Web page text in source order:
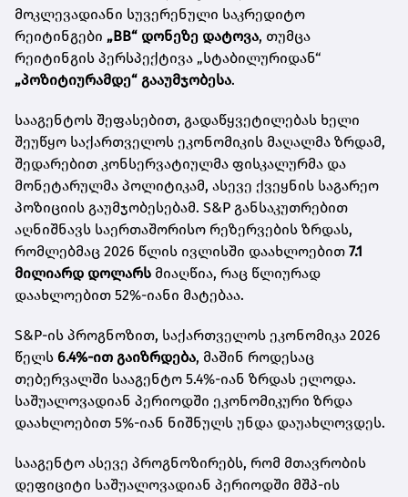
მოკლევადიანი სუვერენული საკრედიტო
რეიტინგები „BB“ დონეზე დატოვა, თუმცა
რეიტინგის პერსპექტივა „სტაბილურიდან“
„პოზიტიურამდე“ გააუმჯობესა.
სააგენტოს შეფასებით, გადაწყვეტილებას ხელი
შეუწყო საქართველოს ეკონომიკის მაღალმა ზრდამ,
შედარებით კონსერვატიულმა ფისკალურმა და
მონეტარულმა პოლიტიკამ, ასევე ქვეყნის საგარეო
პოზიციის გაუმჯობესებამ. S&P განსაკუთრებით
აღნიშნავს საერთაშორისო რეზერვების ზრდას,
რომლებმაც 2026 წლის ივლისში დაახლოებით 7.1
მილიარდ დოლარს მიაღწია, რაც წლიურად
დაახლოებით 52%-იანი მატებაა.
S&P-ის პროგნოზით, საქართველოს ეკონომიკა 2026
წელს 6.4%-ით გაიზრდება, მაშინ როდესაც
თებერვალში სააგენტო 5.4%-იან ზრდას ელოდა.
საშუალოვადიან პერიოდში ეკონომიკური ზრდა
დაახლოებით 5%-იან ნიშნულს უნდა დაუახლოვდეს.
სააგენტო ასევე პროგნოზირებს, რომ მთავრობის
დეფიციტი საშუალოვადიან პერიოდში მშპ-ის